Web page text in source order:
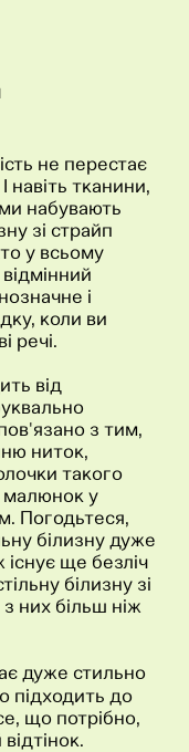
не перестає
навіть тканини,
набувають
зі страйп
у всьому
і
коли ви
речі.
від
з тим,
ниток,
такого
малюнок у
Погодьтеся,
білизну дуже
ще безліч
білизну зі
з них більш ніж
дуже стильно
підходить до
що потрібно,